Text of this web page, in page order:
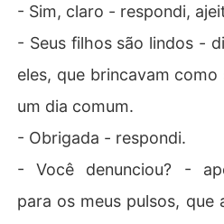
- Sim, claro - respondi,
- Seus filhos são lindos -
eles, que brincavam
um dia comum.
- Obrigada - respondi.
​​- Você denunciou? -
para os meus pulsos, que